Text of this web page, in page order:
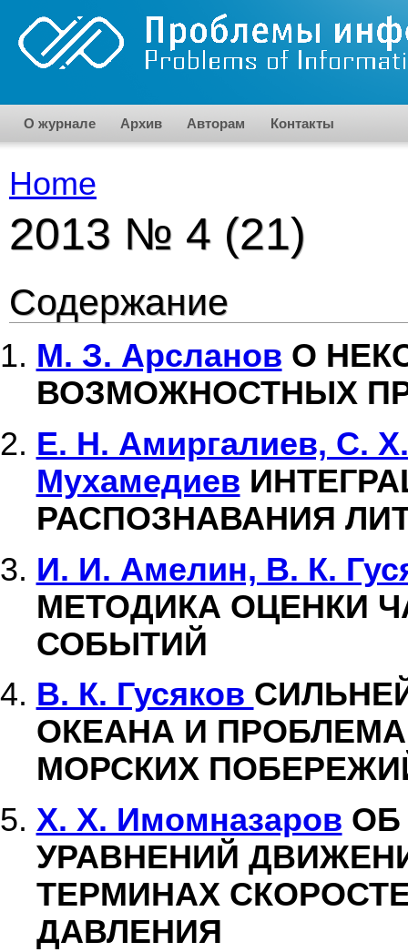
О журнале Архив Авторам Контакты
You are here
Home
2013 № 4 (21)
Содержание
М. З. Арсланов О
ВОЗМОЖНОСТНЫХ
Е. Н. Амиргалиев, С.
Мухамедиев
РАСПОЗНАВАНИЯ
И. И. Амелин, В. К.
МЕТОДИКА ОЦЕНКИ
СОБЫТИЙ
В. К. Гусяков
ОКЕАНА И
МОРСКИХ
Х. Х. Имомназаров ОБ
УРАВНЕНИЙ
ТЕРМИНАХ
ДАВЛЕНИЯ